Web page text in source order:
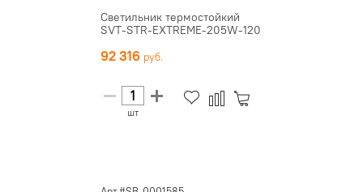
Светильник термостойкий
SVT-STR-EXTREME-205W-120
92 316
шт